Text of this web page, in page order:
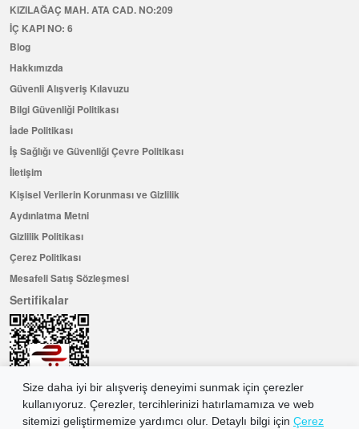
Size daha iyi bir alışveriş deneyimi sunmak için çerezler
kullanıyoruz. Çerezler, tercihlerinizi hatırlamamıza ve web
sitemizi geliştirmemize yardımcı olur. Detaylı bilgi için Çerez
KIZILAĞAÇ MAH. ATA CAD. NO:209
İÇ KAPI NO: 6
Blog
Hakkımızda
Güvenli Alışveriş Kılavuzu
Bilgi Güvenliği Politikası
İade Politikası
İş Sağlığı ve Güvenliği Çevre Politikası
İletişim
Kişisel Verilerin Korunması ve Gizlilik
Aydınlatma Metni
Gizlilik Politikası
Çerez Politikası
Mesafeli Satış Sözleşmesi
Sertifikalar